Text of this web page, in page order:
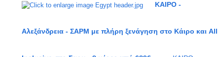
ΚΑΙΡΟ -
Αλεξάνδρεια - ΣΑΡΜ με πλήρη ξενάγηση στο Κάιρο και All